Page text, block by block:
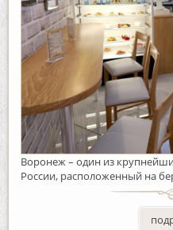
Воронеж – один из
России, расположенный на